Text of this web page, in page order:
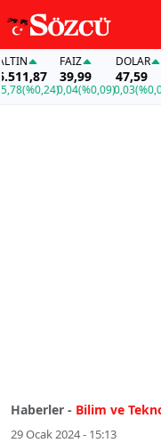
FAİZ
39,99
0,04(%0,09)
DOLAR
47,59
0,03(%0,06)-
Haberler - Bilim ve
29 Ocak 2024 - 15:13